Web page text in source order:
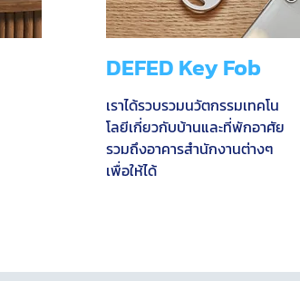
DEFED Key Fob
เราได้รวบรวมนวัตกรรมเทคโน
โลยีเกี่ยวกับบ้านและที่พักอาศัย
รวมถึงอาคารสำนักงานต่างๆ
เพื่อให้ได้